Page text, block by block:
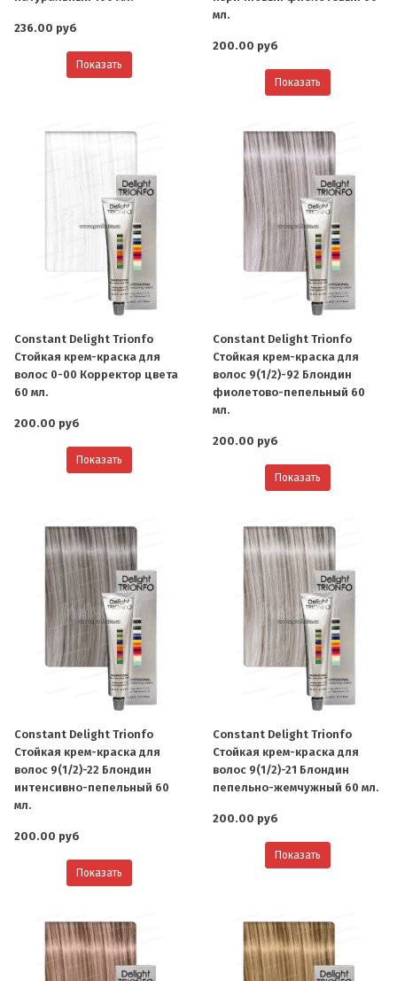
236.00 руб
Показать
мл.
200.00 руб
Показать
Constant Delight Trionfo
Стойкая крем-краска для
волос 0-00 Корректор цвета
60 мл.
200.00 руб
Показать
Constant Delight Trionfo
Стойкая крем-краска для
волос 9(1/2)-92 Блондин
фиолетово-пепельный 60
мл.
200.00 руб
Показать
Constant Delight Trionfo
Стойкая крем-краска для
волос 9(1/2)-22 Блондин
интенсивно-пепельный 60
мл.
200.00 руб
Показать
Constant Delight Trionfo
Стойкая крем-краска для
волос 9(1/2)-21 Блондин
пепельно-жемчужный 60 мл.
200.00 руб
Показать